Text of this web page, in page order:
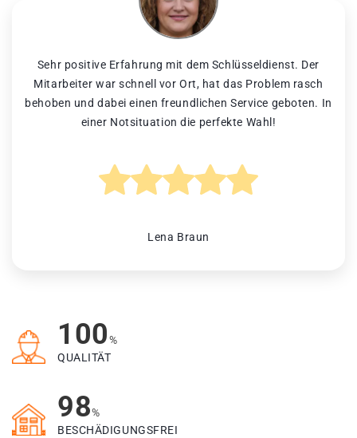
Sehr positive Erfahrung mit dem Schlüsseldienst. Der
Mitarbeiter war schnell vor Ort, hat das Problem rasch
behoben und dabei einen freundlichen Service geboten. In
einer Notsituation die perfekte Wahl!
Lena Braun
100%
QUALITÄT
98%
BESCHÄDIGUNGSFREI